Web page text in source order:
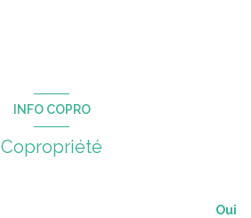
INFO COPRO
Copropriété
Oui